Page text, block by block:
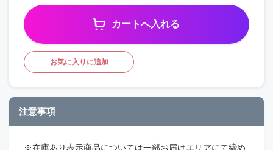
カートへ入れる
お気に入りに追加
注意事項
※在庫あり表示商品については一部お届けエリアにて締め